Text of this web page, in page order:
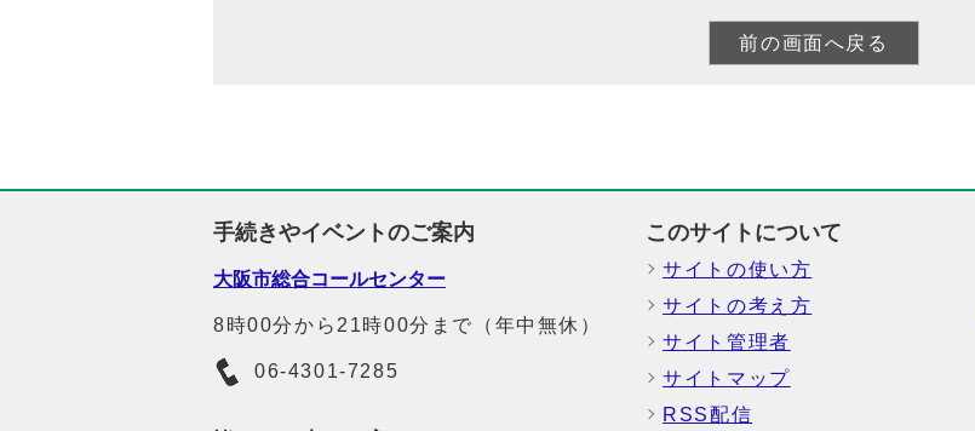
手続きやイベントのご案内
大阪市総合コールセンター
8時00分から21時00分まで（年中無休）
06-4301-7285
このサイトについて
サイトの使い方
サイトの考え方
サイト管理者
サイトマップ
RSS配信